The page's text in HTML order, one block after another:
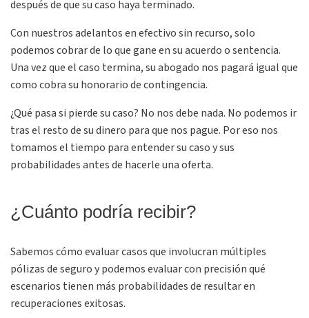
después de que su caso haya terminado.
Con nuestros adelantos en efectivo sin recurso, solo
podemos cobrar de lo que gane en su acuerdo o sentencia.
Una vez que el caso termina, su abogado nos pagará igual que
como cobra su honorario de contingencia.
¿Qué pasa si pierde su caso? No nos debe nada. No podemos ir
tras el resto de su dinero para que nos pague. Por eso nos
tomamos el tiempo para entender su caso y sus
probabilidades antes de hacerle una oferta.
¿Cuánto podría recibir?
Sabemos cómo evaluar casos que involucran múltiples
pólizas de seguro y podemos evaluar con precisión qué
escenarios tienen más probabilidades de resultar en
recuperaciones exitosas.